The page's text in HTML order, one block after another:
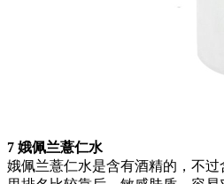
7 娥佩兰薏仁水
娥佩兰薏仁水是含有酒精的，不